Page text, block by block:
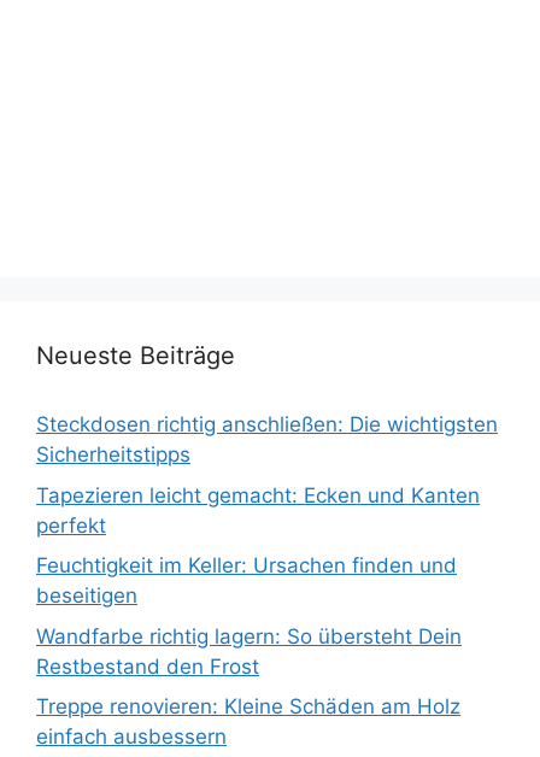
Neueste Beiträge
Steckdosen richtig anschließen: Die wichtigsten
Sicherheitstipps
Tapezieren leicht gemacht: Ecken und Kanten
perfekt
Feuchtigkeit im Keller: Ursachen finden und
beseitigen
Wandfarbe richtig lagern: So übersteht Dein
Restbestand den Frost
Treppe renovieren: Kleine Schäden am Holz
einfach ausbessern